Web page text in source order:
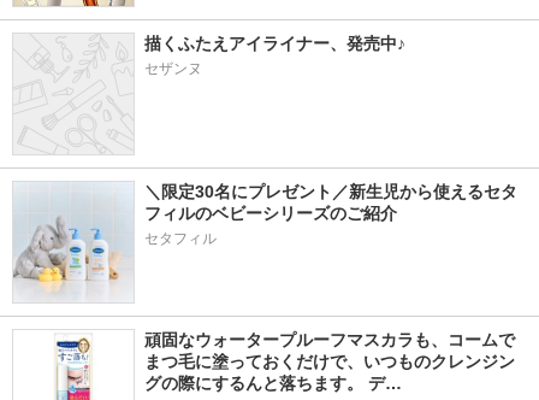
描くふたえアイライナー、発売中♪
セザンヌ
＼限定30名にプレゼント／新生児から使えるセタ
フィルのベビーシリーズのご紹介
セタフィル
頑固なウォータープルーフマスカラも、コームで
まつ毛に塗っておくだけで、いつものクレンジン
グの際にするんと落ちます。 デ…